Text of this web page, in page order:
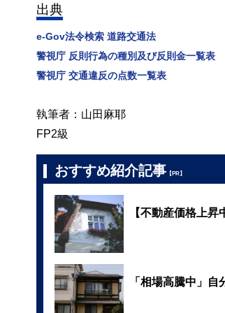
出典
e-Gov法令検索 道路交通法
警視庁 反則行為の種別及び反則金一覧表
警視庁 交通違反の点数一覧表
執筆者：山田麻耶
FP2級
おすすめ紹介記事 【PR】
【不動産価格上
「相場高騰中」